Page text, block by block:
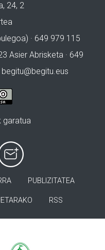
24, 2
· 649 979 115
Asier Abrisketa · 649
begitu@begitu.eus
garatua
PUBLIZITATEA
RSS